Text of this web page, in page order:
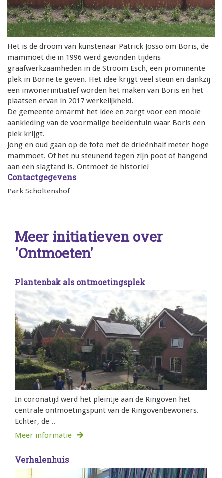
Het is de droom van kunstenaar Patrick Josso om Boris, de
mammoet die in 1996 werd gevonden tijdens
graafwerkzaamheden in de Stroom Esch, een prominente
plek in Borne te geven. Het idee krijgt veel steun en dankzij
een inwonerinitiatief worden het maken van Boris en het
plaatsen ervan in 2017 werkelijkheid.
De gemeente omarmt het idee en zorgt voor een mooie
aankleding van de voormalige beeldentuin waar Boris een
plek krijgt.
Jong en oud gaan op de foto met de drieënhalf meter hoge
mammoet. Of het nu steunend tegen zijn poot of hangend
aan een slagtand is. Ontmoet de historie!
Contactgegevens
Park Scholtenshof
Meer initiatieven over
'Ontmoeten'
Plantenbak als ontmoetingsplek
In coronatijd werd het pleintje aan de Ringoven het
centrale ontmoetingspunt van de Ringovenbewoners.
Echter, de ...
Meer informatie
Verhalenhuis